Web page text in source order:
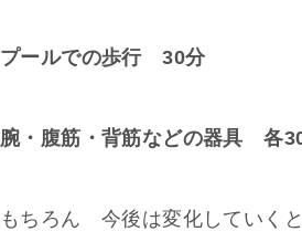
プールでの歩行 30分
腕・腹筋・背筋などの器具 各
もちろん 今後は変化していく